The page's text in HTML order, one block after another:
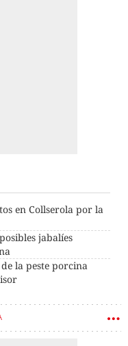
en Collserola por la
jabalíes
la peste porcina